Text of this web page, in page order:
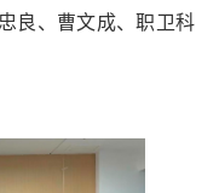
良、曹文成、职卫科